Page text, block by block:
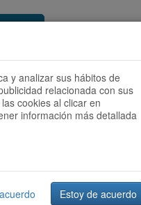
Acceder Registrate ahora
funciona
Ordenar por: Más recientes /
y analizar sus hábitos de
relacionada con sus
cookies al clicar en
información más detallada
Estoy de acuerdo